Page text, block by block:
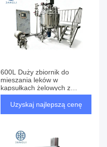
600L Duży zbiornik do
mieszania leków w
kapsułkach żelowych z
platformą
Uzyskaj najlepszą cenę